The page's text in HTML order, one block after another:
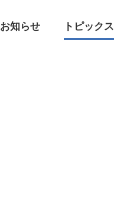
お知らせ トピックス